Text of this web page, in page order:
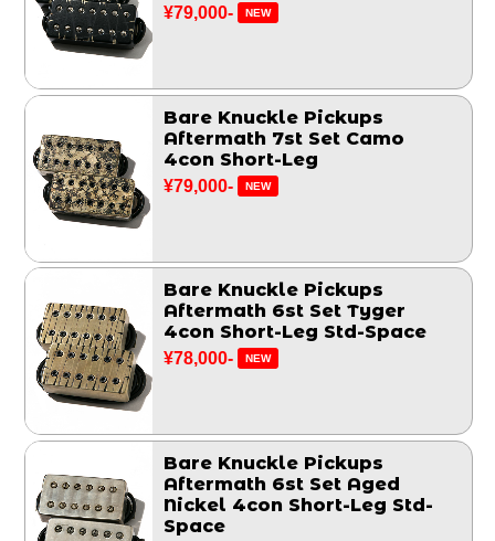
¥79,000- NEW
Bare Knuckle Pickups
Aftermath 7st Set Camo
4con Short-Leg
¥79,000- NEW
Bare Knuckle Pickups
Aftermath 6st Set Tyger
4con Short-Leg Std-Space
¥78,000- NEW
Bare Knuckle Pickups
Aftermath 6st Set Aged
Nickel 4con Short-Leg Std-
Space